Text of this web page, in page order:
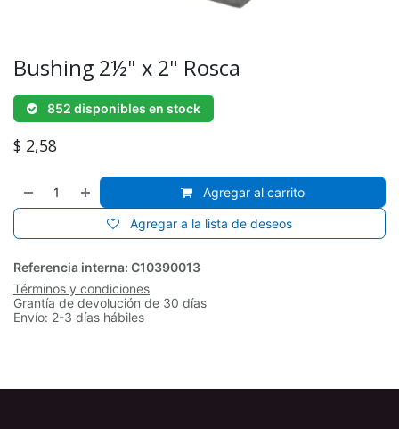
Bushing 2½" x 2" Rosca
852 disponibles en stock
$ 2,58
Agregar al carrito
Agregar a la lista de deseos
Referencia interna: C10390013
Términos y condiciones
Grantía de devolución de 30 días
Envío: 2-3 días hábiles